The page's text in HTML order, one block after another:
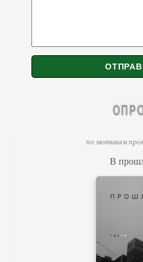
по мотивам
В